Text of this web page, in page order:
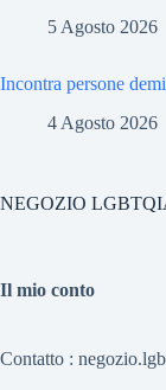
5 Agosto 2026
Incontra persone
4 Agosto 2026
NEGOZIO
Il mio conto
Contatto :